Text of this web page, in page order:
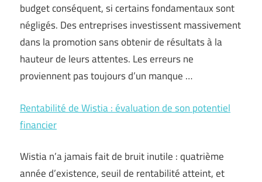
budget conséquent, si certains fondamentaux sont
négligés. Des entreprises investissent massivement
dans la promotion sans obtenir de résultats à la
hauteur de leurs attentes. Les erreurs ne
proviennent pas toujours d’un manque …
Rentabilité de Wistia : évaluation de son potentiel
financier
Wistia n’a jamais fait de bruit inutile : quatrième
année d’existence, seuil de rentabilité atteint, et